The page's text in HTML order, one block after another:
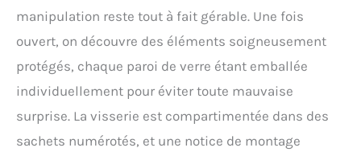
manipulation reste tout à fait gérable. Une fois
ouvert, on découvre des éléments soigneusement
protégés, chaque paroi de verre étant emballée
individuellement pour éviter toute mauvaise
surprise. La visserie est compartimentée dans des
sachets numérotés, et une notice de montage